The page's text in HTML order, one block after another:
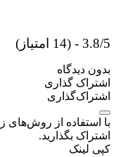
3.8/5 - (14 امتیاز)
بدون دیدگاه
اشتراک گذاری
اشتراک‌گذاری
با استفاده از روش‌های
اشتراک بگذارید.
کپی لینک